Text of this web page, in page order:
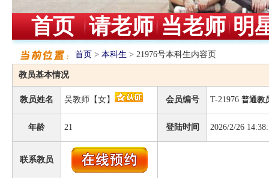
首页 请老师 当老师 明
首页 > 本科生 > 21976号本科生内容页
教员基本情况
教员姓名 吴教师【女】 会员编号 T-21976 普通教
年龄 21 登陆时间 2026/2/26
联系教员